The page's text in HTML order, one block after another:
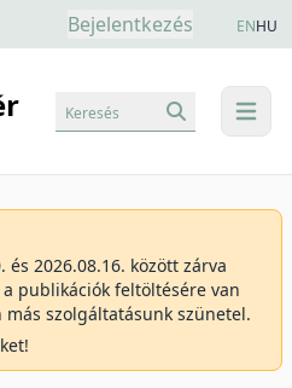
Bejelentkezés ENHU
menu
Keresés
és 2026.08.16. között zárva
publikációk feltöltésére van
szolgáltatásunk szünetel.